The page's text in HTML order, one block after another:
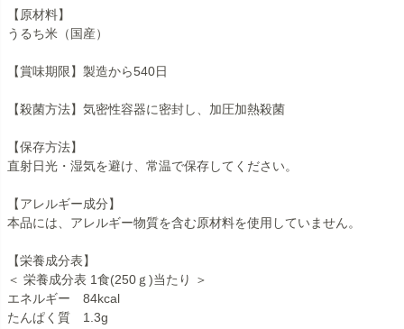
【原材料】
うるち米（国産）
【賞味期限】製造から540日
【殺菌方法】気密性容器に密封し、加圧加熱殺菌
【保存方法】
直射日光・湿気を避け、常温で保存してください。
【アレルギー成分】
本品には、アレルギー物質を含む原材料を使用していません。
【栄養成分表】
＜ 栄養成分表 1食(250ｇ)当たり ＞
エネルギー 84kcal
たんぱく質 1.3g